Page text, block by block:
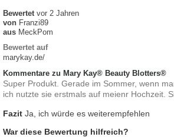
Bewertet vor 2 Jahren
von Franzi89
aus MeckPom
Bewertet auf
marykay.de/
Kommentare zu Mary Kay® Beauty Blotters®
Super Produkt. Gerade im Sommer, wenn
ich nutzte sie erstmals auf meienr Hochzeit.
Fazit Ja, ich würde es weiterempfehlen
War diese Bewertung hilfreich?